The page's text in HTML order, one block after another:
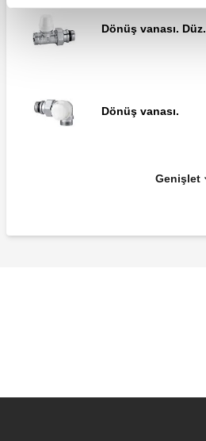
Dönüş vanası. Düz.
Dönüş vanası.
Genişlet